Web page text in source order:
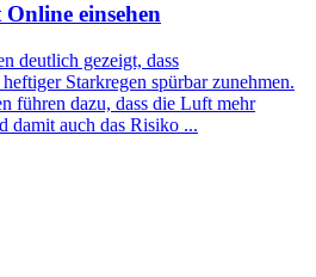
einsehen
deutlich gezeigt, dass
Starkregen spürbar zunehmen.
führen dazu, dass die Luft mehr
damit auch das Risiko ...